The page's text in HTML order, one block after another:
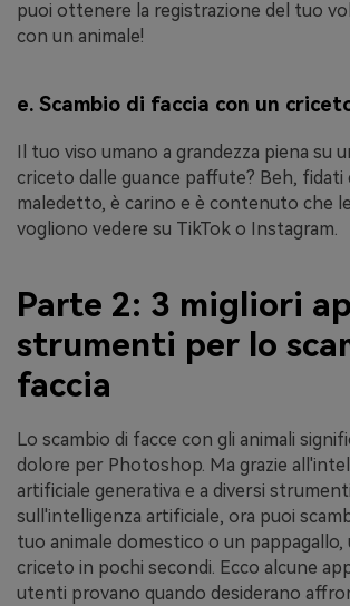
puoi ottenere la registrazione del tuo
con un animale!
e. Scambio di faccia con un
Il tuo viso umano a grandezza piena su
criceto dalle guance paffute? Beh, fidati
maledetto, è carino e è contenuto che
vogliono vedere su TikTok o Instagram.
Parte 2: 3 migliori
strumenti per lo
faccia
Lo scambio di facce con gli animali
dolore per Photoshop. Ma grazie
artificiale generativa e a diversi
sull'intelligenza artificiale, ora puoi
tuo animale domestico o un pappagallo,
criceto in pochi secondi. Ecco alcune
utenti provano quando desiderano